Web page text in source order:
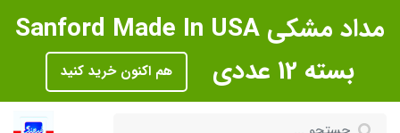
مداد مشکی Sanford Made In USA
بسته 12 عددی
هم اکنون خرید کنید